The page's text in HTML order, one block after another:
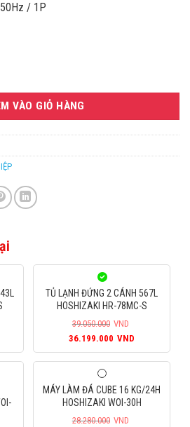
/ 1P
HOSHIZAKI HR-78MC-S số lượng
VÀO GIỎ HÀNG
TỦ LẠNH ĐỨNG 2 CÁNH 567L
HOSHIZAKI HR-78MC-S
39.050.000 VND
Giá
gốc
39.050.000VND.
36.199.000 VND
hiện
MÁY LÀM ĐÁ CUBE 16 KG/24H
HOSHIZAKI WOI-30H
28.280.000 VND